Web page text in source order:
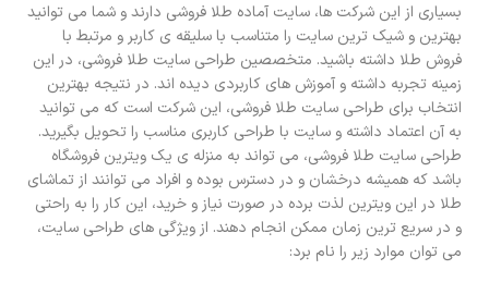
بسیاری از این شرکت ها، سایت آماده طلا فروشی دارند و شما می توانید
بهترین و شیک ترین سایت را متناسب با سلیقه ی کاربر و مرتبط با
فروش طلا داشته باشید. متخصصین طراحی سایت طلا فروشی، در این
زمینه تجربه داشته و آموزش های کاربردی دیده اند. در نتیجه بهترین
انتخاب برای طراحی سایت طلا فروشی، این شرکت است که می توانید
به آن اعتماد داشته و سایت با طراحی کاربری مناسب را تحویل بگیرید.
طراحی سایت طلا فروشی، می تواند به منزله ی یک ویترین فروشگاه
باشد که همیشه درخشان و در دسترس بوده و افراد می توانند از تماشای
طلا در این ویترین لذت برده در صورت نیاز و خرید، این کار را به راحتی
و در سریع ترین زمان ممکن انجام دهند. از ویژگی های طراحی سایت،
می توان موارد زیر را نام برد: